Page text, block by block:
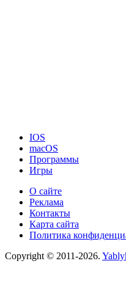
IOS
macOS
Программы
Игры
О сайте
Реклама
Контакты
Карта сайта
Политика
Copyright © 2011-2026.